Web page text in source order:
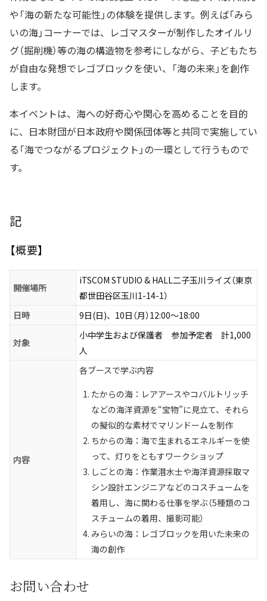
や「海の新たな可能性」の体験を提供します。例えば「みら
いの海」コーナーでは、レゴマスターが制作したオイルリ
グ（掘削機）等の海の構造物を参考にしながら、子どもたち
が自由な発想でレゴブロックを使い、「海の未来」を創作
します。
本イベントは、海への好奇心や関心を高めることを目的
に、日本財団が日本政府や関係団体等と共同で実施してい
る「海でつながるプロジェクト」の一環として行うもので
す。
記
【概要】
開催場所
iTSCOM STUDIO & HALL二子玉川ライズ（東京
都世田谷区玉川1-14-1）
日時
9日(日)、10日（月）12:00〜18:00
対象
小中学生および保護者 参加予定者 計1,000
人
内容
各ブースで学ぶ内容
たからの海：レアアースやコバルトリッチ
などの海洋資源を“宝物”に見立て、それら
の擬似的な素材でマリンドームを制作
ちからの海：海で生まれるエネルギーを使
って、灯りをともすワークショップ
しごとの海：作業潜水士や海洋資源採取マ
シン設計エンジニアなどのコスチュームを
着用し、海に関わる仕事を学ぶ（5種類のコ
スチュームの着用、撮影可能）
みらいの海：レゴブロックを用いた未来の
海の創作
お問い合わせ